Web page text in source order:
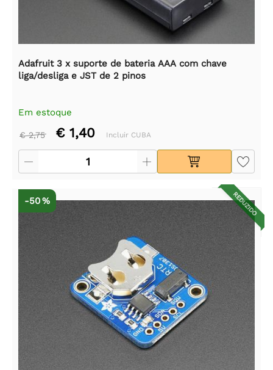
Adafruit 3 x suporte de bateria AAA com chave
liga/desliga e JST de 2 pinos
Em estoque
€ 2,75 € 1,40 Incluir CUBA
REDUZIDO
-50 %